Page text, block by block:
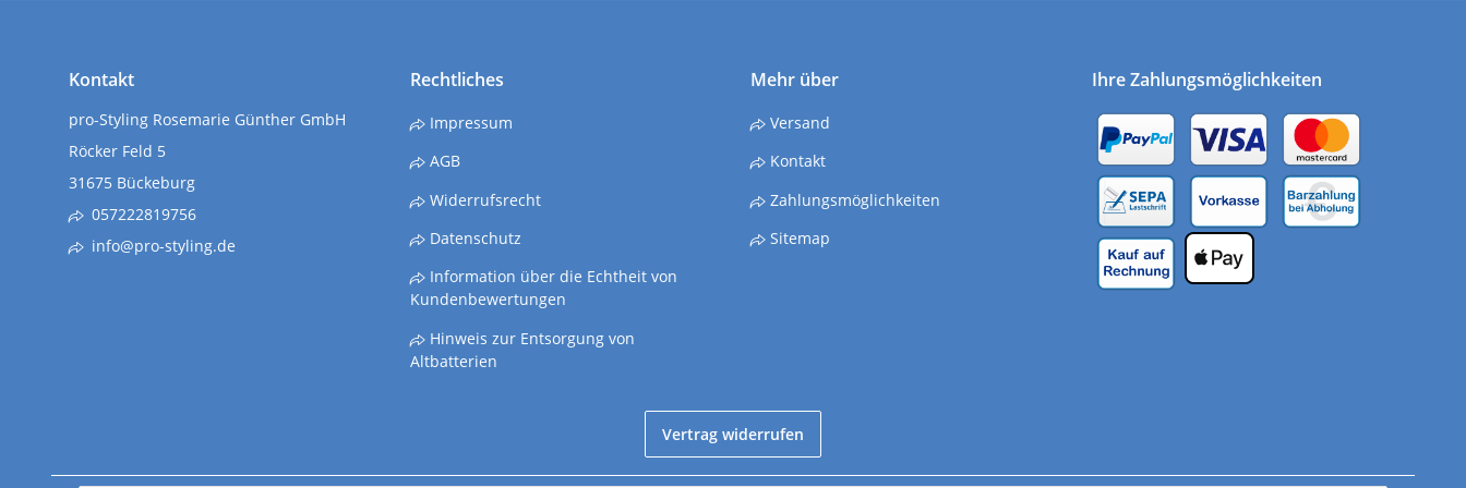
Kontakt
pro-Styling Rosemarie Günther GmbH
Röcker Feld 5
31675 Bückeburg
057222819756
info@pro-styling.de
Rechtliches
Impressum
AGB
Widerrufsrecht
Datenschutz
Information über die Echtheit von
Kundenbewertungen
Hinweis zur Entsorgung von
Altbatterien
Mehr über
Versand
Kontakt
Zahlungsmöglichkeiten
Sitemap
Ihre Zahlungsmöglichkeiten
Vertrag widerrufen